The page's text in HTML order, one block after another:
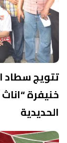
تتويج سطاد
خنيفرة
الحديدية